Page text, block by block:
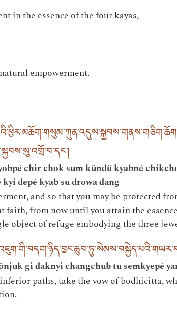
in the essence of the four kāyas,
empowerment.
chir chok sum kündü kyabné
depé kyab su drowa dang
and so that you may be protected
faith, from now until you attain the
object of refuge embodying the three
gi daknyi changchub tu semkyepé
paths, take the vow of bodhicitta,